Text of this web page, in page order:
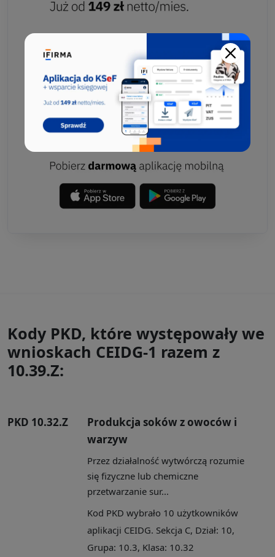
Kody PKD, które występowały we
wnioskach CEIDG-1 razem z
10.39.Z:
PKD 10.32.Z
Produkcja soków z owoców i
warzyw
Przez działalność wytwórczą rozumie
się fizyczne lub chemiczne
przetwarzanie sur...
Kod PKD wybrało 10 użytkowników
aplikacji CEIDG. Sekcja C, Dział: 10,
Grupa: 10.3, Klasa: 10.32